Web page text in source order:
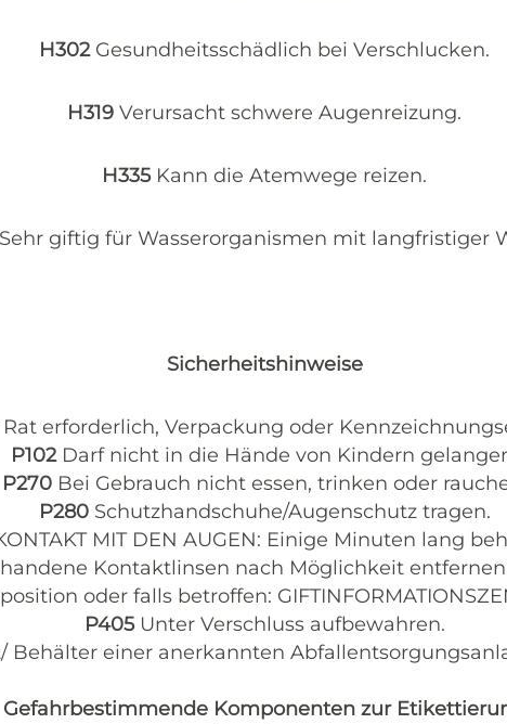
H302Gesundheitsschädlich bei Verschlucken.
H319 Verursacht schwere Augenreizung.
H335 Kann die Atemwege reizen.
Sehr giftig für Wasserorganismen mit langfristiger
Sicherheitshinweise
erforderlich, Verpackung oder
P102 Darf nicht in die Hände von Kindern
P270 Bei Gebrauch nicht essen, trinken oder
P280Schutzhandschuhe/Augenschutz tragen.
MIT DEN AUGEN: Einige Minuten lang
Kontaktlinsen nach Möglichkeit
oder falls betroffen:
P405 Unter Verschluss aufbewahren.
Behälter einer anerkannten
Gefahrbestimmende Komponenten zur